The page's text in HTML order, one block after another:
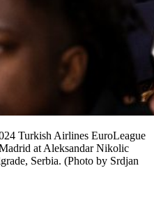
Turkish Airlines EuroLeague
at Aleksandar Nikolic
Serbia. (Photo by Srdjan